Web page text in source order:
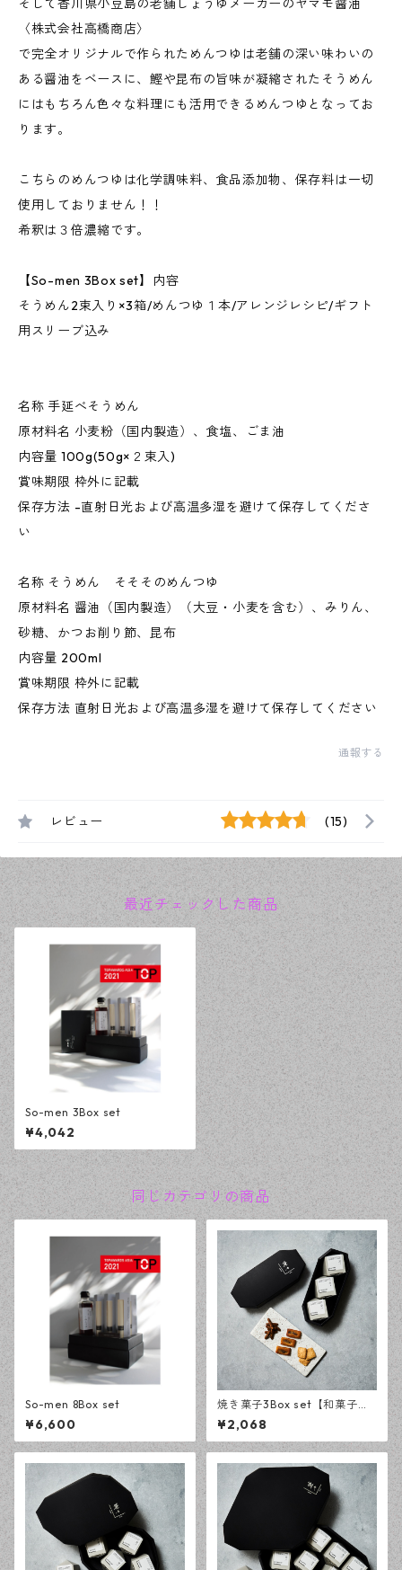
そして香川県小豆島の老舗しょうゆメーカーのヤマモ醤油
〈株式会社高橋商店〉
で完全オリジナルで作られためんつゆは老舗の深い味わいの
ある醤油をベースに、鰹や昆布の旨味が凝縮されたそうめん
にはもちろん色々な料理にも活用できるめんつゆとなってお
ります。
こちらのめんつゆは化学調味料、食品添加物、保存料は一切
使用しておりません！！
希釈は３倍濃縮です。
【So-men 3Box set】内容
そうめん2束入り×3箱/めんつゆ１本/アレンジレシピ/ギフト
用スリーブ込み
名称 手延べそうめん
原材料名 小麦粉（国内製造）、食塩、ごま油
内容量 100g(50g×２束入)
賞味期限 枠外に記載
保存方法 -直射日光および高温多湿を避けて保存してくださ
い
名称 そうめん そそそのめんつゆ
原材料名 醤油（国内製造）（大豆・小麦を含む）、みりん、
砂糖、かつお削り節、昆布
内容量 200ml
賞味期限 枠外に記載
保存方法 直射日光および高温多湿を避けて保存してください
通報する
レビュー (15)
最近チェックした商品
So-men 3Box set
¥4,042
同じカテゴリの商品
So-men 8Box set
¥6,600
焼き菓子3Box set【和菓子
楚々】
¥2,068